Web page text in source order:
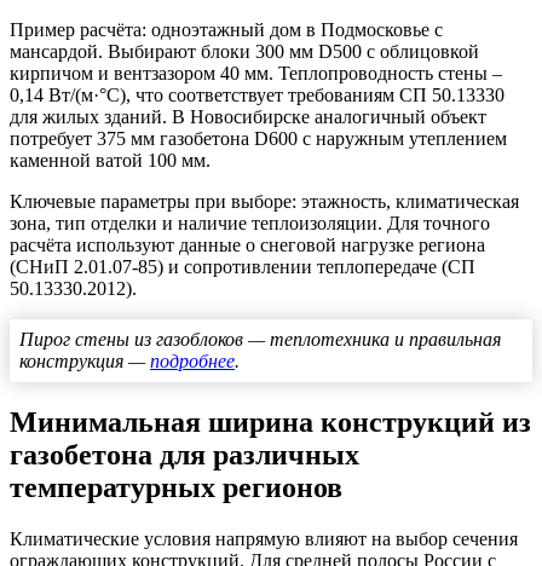
Пример расчёта: одноэтажный дом в Подмосковье с
мансардой. Выбирают блоки 300 мм D500 с облицовкой
кирпичом и вентзазором 40 мм. Теплопроводность стены –
0,14 Вт/(м·°C), что соответствует требованиям СП 50.13330
для жилых зданий. В Новосибирске аналогичный объект
потребует 375 мм газобетона D600 с наружным утеплением
каменной ватой 100 мм.
Ключевые параметры при выборе: этажность, климатическая
зона, тип отделки и наличие теплоизоляции. Для точного
расчёта используют данные о снеговой нагрузке региона
(СНиП 2.01.07-85) и сопротивлении теплопередаче (СП
50.13330.2012).
Пирог стены из газоблоков — теплотехника и правильная
конструкция —подробнее.
Минимальная ширина конструкций из
газобетона для различных
температурных регионов
Климатические условия напрямую влияют на выбор сечения
ограждающих конструкций. Для средней полосы России с